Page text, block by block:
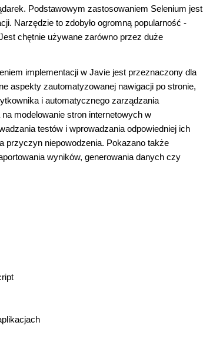
Podstawowym zastosowaniem Selenium jest
Narzędzie to zdobyło ogromną popularność -
chętnie używane zarówno przez duże
implementacji w Javie jest przeznaczony dla
aspekty zautomatyzowanej nawigacji po stronie,
i automatycznego zarządzania
modelowanie stron internetowych w
testów i wprowadzania odpowiedniej ich
przyczyn niepowodzenia. Pokazano także
wyników, generowania danych czy